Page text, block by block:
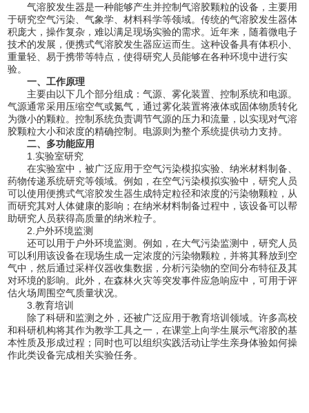
气溶胶发生器是一种能够产生并控制气溶胶颗粒的设备，主要用
于研究空气污染、气象学、材料科学等领域。传统的气溶胶发生器体
积庞大，操作复杂，难以满足现场实验的需求。近年来，随着微电子
技术的发展，便携式气溶胶发生器应运而生。这种设备具有体积小、
重量轻、易于携带等特点，使得研究人员能够在各种环境中进行实
验。
一、工作原理
主要由以下几个部分组成：气源、雾化装置、控制系统和电源。
气源通常采用压缩空气或氮气，通过雾化装置将液体或固体物质转化
为微小的颗粒。控制系统负责调节气源的压力和流量，以实现对气溶
胶颗粒大小和浓度的精确控制。电源则为整个系统提供动力支持。
二、多功能应用
1.实验室研究
在实验室中，被广泛应用于空气污染模拟实验、纳米材料制备、
药物传递系统研究等领域。例如，在空气污染模拟实验中，研究人员
可以使用便携式气溶胶发生器生成特定粒径和浓度的污染物颗粒，从
而研究其对人体健康的影响；在纳米材料制备过程中，该设备可以帮
助研究人员获得高质量的纳米粒子。
2.户外环境监测
还可以用于户外环境监测。例如，在大气污染监测中，研究人员
可以利用该设备在现场生成一定浓度的污染物颗粒，并将其释放到空
气中，然后通过采样仪器收集数据，分析污染物的空间分布特征及其
对环境的影响。此外，在森林火灾等突发事件应急响应中，可用于评
估火场周围空气质量状况。
3.教育培训
除了科研和监测之外，还被广泛应用于教育培训领域。许多高校
和科研机构将其作为教学工具之一，在课堂上向学生展示气溶胶的基
本性质及形成过程；同时也可以组织实践活动让学生亲身体验如何操
作此类设备完成相关实验任务。